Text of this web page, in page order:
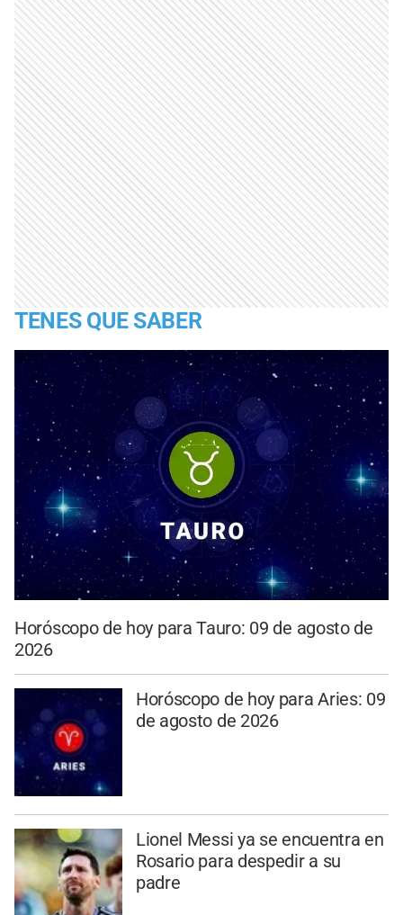
TENES QUE SABER
Horóscopo de hoy para Tauro: 09 de agosto de
2026
Horóscopo de hoy para Aries: 09
de agosto de 2026
Lionel Messi ya se encuentra en
Rosario para despedir a su
padre